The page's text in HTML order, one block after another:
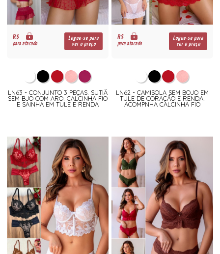
R$
para atacado
Logue-se para
ver o preço
LN63 - CONJUNTO 3 PEÇAS. SUTIÃ
SEM BJO COM ARO. CALCINHA FIO
E SAINHA EM TULE E RENDA
R$
para atacado
Logue-se para
ver o preço
LN62 - CAMISOLA SEM BOJO EM
TULE DE CORAÇÃO E RENDA.
ACOMPNHA CALCINHA FIO